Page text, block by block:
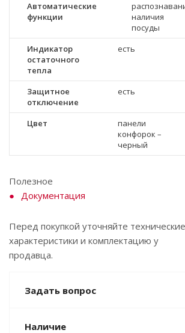
Автоматические
функции
наличия
посуды
Индикатор
остаточного
тепла
есть
Защитное
отключение
есть
Цвет
панели
конфорок –
черный
Полезное
Документация
Перед покупкой уточняйте технические
характеристики и комплектацию у
продавца.
Задать вопрос
Наличие